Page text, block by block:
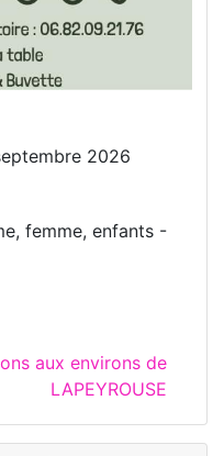
2026
femme, enfants -
aux environs de
LAPEYROUSE